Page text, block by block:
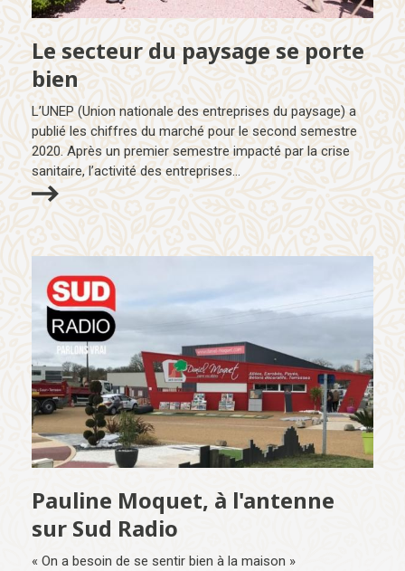
Le secteur du paysage se porte
bien
L’UNEP (Union nationale des entreprises du paysage) a
publié les chiffres du marché pour le second semestre
2020. Après un premier semestre impacté par la crise
sanitaire, l’activité des entreprises...
Pauline Moquet, à l'antenne
sur Sud Radio
« On a besoin de se sentir bien à la maison »